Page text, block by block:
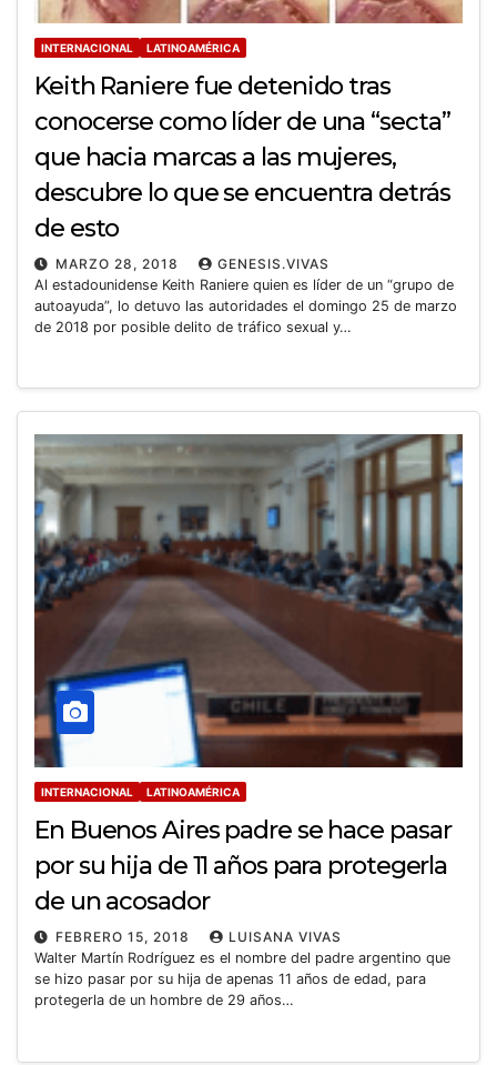
INTERNACIONAL LATINOAMÉRICA
Keith Raniere fue detenido tras
conocerse como líder de una “secta”
que hacia marcas a las mujeres,
descubre lo que se encuentra detrás
de esto
MARZO 28, 2018
GENESIS.VIVAS
Al estadounidense Keith Raniere quien es líder de un “grupo de
autoayuda”, lo detuvo las autoridades el domingo 25 de marzo
de 2018 por posible delito de tráfico sexual y…
INTERNACIONAL LATINOAMÉRICA
En Buenos Aires padre se hace pasar
por su hija de 11 años para protegerla
de un acosador
FEBRERO 15, 2018
LUISANA VIVAS
Walter Martín Rodríguez es el nombre del padre argentino que
se hizo pasar por su hija de apenas 11 años de edad, para
protegerla de un hombre de 29 años…